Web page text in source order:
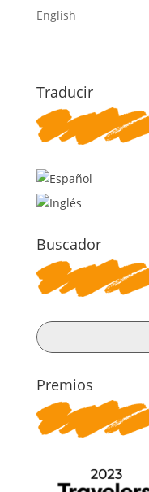
English
Traducir
Buscador
Buscar:
Premios